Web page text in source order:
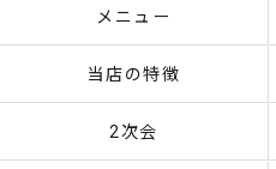
メニュー
当店の特徴
2次会